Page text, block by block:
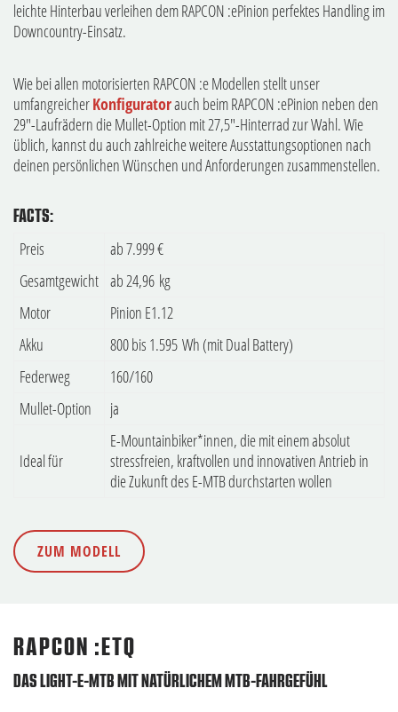
leichte Hinterbau verleihen dem RAPCON :ePinion perfektes Handling im
Downcountry-Einsatz.
Wie bei allen motorisierten RAPCON :e Modellen stellt unser
umfangreicherKonfiguratorauch beim RAPCON :ePinion neben den
29"-Laufrädern die Mullet-Option mit 27,5"-Hinterrad zur Wahl. Wie
üblich, kannst du auch zahlreiche weitere Ausstattungsoptionen nach
deinen persönlichen Wünschen und Anforderungen zusammenstellen.
FACTS:
Preis
ab 7.999 €
Gesamtgewicht ab 24,96 kg
Motor
Pinion E1.12
Akku
800 bis 1.595 Wh (mit Dual Battery)
Federweg
160/160
Mullet-Option
ja
Ideal für
E-Mountainbiker*innen, die mit einem absolut
stressfreien, kraftvollen und innovativen Antrieb in
die Zukunft des E-MTB durchstarten wollen
ZUM MODELL
RAPCON :ETQ
DAS LIGHT-E-MTB MIT NATÜRLICHEM MTB-FAHRGEFÜHL